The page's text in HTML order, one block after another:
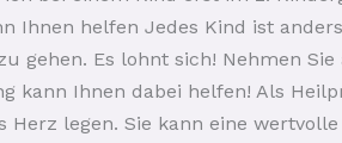
Ihnen helfen Jedes Kind ist
gehen. Es lohnt sich! Nehmen
kann Ihnen dabei helfen! Als
legen. Sie kann eine